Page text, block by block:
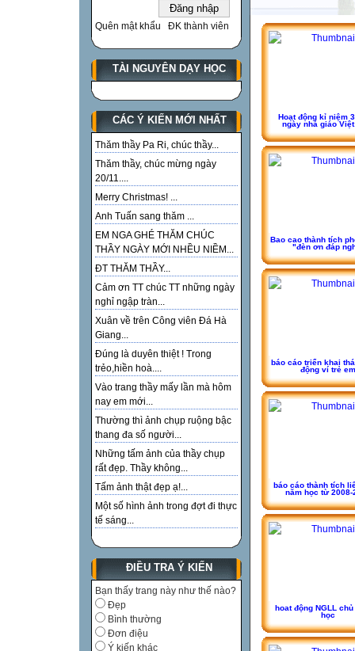
Quên mật khẩu ĐK thành viên
TÀI NGUYÊN DẠY HỌC
CÁC Ý KIẾN MỚI NHẤT
Thăm thầy Pa Ri, chúc thầy...
Thăm thầy, chúc mừng ngày
20/11....
Merry Christmas! ...
Anh Tuấn sang thăm ...
EM NGA GHÉ THĂM CHÚC
THẦY NGÀY MỚI NHỀU NIỀM...
ĐT THĂM THẦY...
Cảm ơn TT chúc TT những ngày
nghỉ ngập tràn...
Xuân về trên Công viên Đá Hà
Giang...
Đúng là duyên thiệt ! Trong
trẻo,hiền hoà....
Vào trang thầy mấy lần mà hôm
nay em mới...
Thường thì ảnh chụp ruộng bậc
thang đa số người...
Những tấm ảnh của thầy chụp
rất đẹp. Thầy không...
Tấm ảnh thật đẹp ạ!...
Một số hình ảnh trong đợt đi thực
tế sáng...
ĐIỀU TRA Ý KIẾN
Bạn thấy trang này như thế nào?
Đẹp
Bình thường
Đơn điệu
Ý kiến khác
Hoạt động kỉ niệm
ngày nhà giáo Việt
Bao cao thành tích
"đèn ơn đáp
báo cáo triển khai
động ví trẻ em
báo cáo thành tích
năm học từ 2008-
hoat động NGLL
học